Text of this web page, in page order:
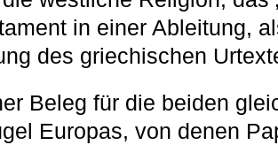
in einer Ableitung,
des griechischen
Beleg für die beiden
Europas, von denen